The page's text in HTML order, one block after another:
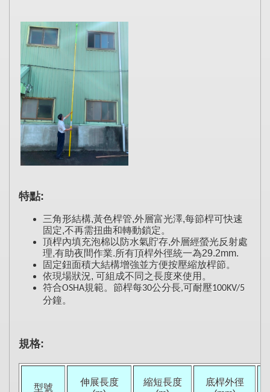
特點:
三角形結構,黃色桿管,外層富光澤,每節桿可快速
固定,不再需扭曲和轉動鎖定。
頂桿內填充泡棉以防水氣貯存,外層經螢光反射處
理,有助夜間作業.所有頂桿外徑統一為29.2mm.
固定鈕面積大結構增強並方便按壓縮放桿節。
依現場狀況, 可組成不同之長度來使用 。
符合OSHA規範。節桿每30公分長,可耐壓100KV/5
分鐘。
規格:
型號 伸展長度 縮短長度 底桿外徑